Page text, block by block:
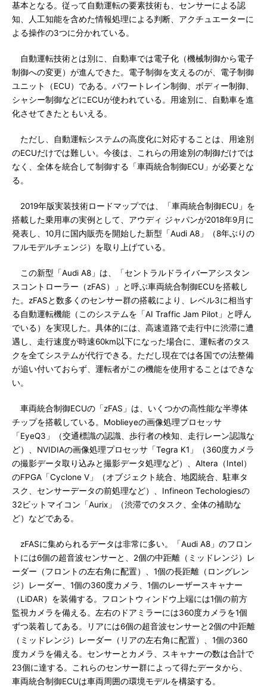
基本となる。従って自動運転の要素技術も、センサーによる認
知、人工知能を含めた情報処理による判断、アクチュエーターに
よる操作の3つに分かれている。
自動運転技術とは別に、自動車では電子化（機械制御から電子
制御への変更）が進んできた。電子制御を支えるのが、電子制御
ユニット（ECU）である。パワートレイン制御、ボディー制御、
シャシー制御などにECUが使われている。用途別に、自動車を進
化させてきたともいえる。
ただし、自動運転システムの高度化に対応することは、用途別
のECUだけでは難しい。今後は、これらの用途別の制御だけでは
なく、全体を統合して制御する「車両統合制御ECU」が必要とな
る。
2019年版実装技術ロードマップでは、「車両統合制御ECU」を
搭載した乗用車の実例として、アウディ ジャパンが2018年9月に
発表し、10月に国内販売を開始した新型「Audi A8」（8年ぶりの
フルモデルチェンジ）を取り上げている。
この新型「Audi A8」は、「セントラルドライバーアシスタン
スコントローラー（zFAS）」と呼ぶ車両統合制御ECUを搭載し
た。zFASと数多くのセンサー群の搭載により、レベル3に相当す
る自動運転機能（このシステムを「AI Traffic Jam Pilot」と呼ん
でいる）を実現した。具体的には、高速道路で走行中に渋滞に遭
遇し、走行速度が時速60km以下になった場合に、運転者のタス
クを全てシステムが代行できる。ただし現在では各国での法整備
が追い付いておらず、運転者がこの機能を使用することはできな
い。
車両統合制御ECUの「zFAS」は、いくつかの高性能な半導体
チップを搭載している。Moblieyeの画像処理プロセッサ
「EyeQ3」（交通標識の認識、歩行者の検知、走行レーン認識な
ど）、NVIDIAの画像処理プロセッサ「Tegra K1」（360度カメラ
の撮影データ取り込みと撮影データ処理など）、Altera（Intel）
のFPGA「Cyclone V」（オブジェクト統合、地図統合、駐車タ
スク、センサーデータの前処理など）、Infineon Techologiesの
32ビットマイコン「Aurix」（渋滞でのタスク、全体の補助な
ど）などである。
zFASに集められるデータは非常に多い。「Audi A8」のフロン
トには6個の超音波センサーと、2個の中距離（ミッドレンジ）レ
ーダー（フロントの左右角に配置）、1個の長距離（ロングレン
ジ）レーダー、1個の360度カメラ、1個のレーザースキャナー
（LiDAR）を装備する。フロントウィンドウ上端には1個の前方
監視カメラを備える。左右のドアミラーには360度カメラを1個
ずつ装着してある。リアには6個の超音波センサーと2個の中距離
（ミッドレンジ）レーダー（リアの左右角に配置）、1個の360
度カメラを備える。センサーとカメラ、スキャナーの数は合計で
23個に達する。これらのセンサー群によって得たデータから、
車両統合制御ECUは車両周囲の環境モデルを構築する。